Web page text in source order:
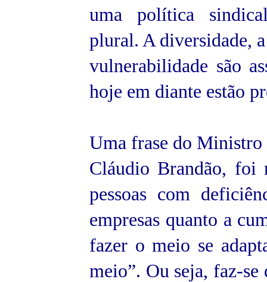
uma política
plural. A diversidade,
vulnerabilidade são
hoje em diante estão
Uma frase do
Cláudio Brandão, foi
pessoas com
empresas quanto a
fazer o meio se
meio”. Ou seja, faz-